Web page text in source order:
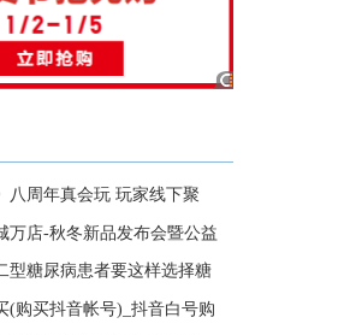
八周年真会玩 玩家线下聚
万店-秋冬新品发布会暨公益
型糖尿病患者要这样选择糖
(购买抖音帐号)_抖音白号购